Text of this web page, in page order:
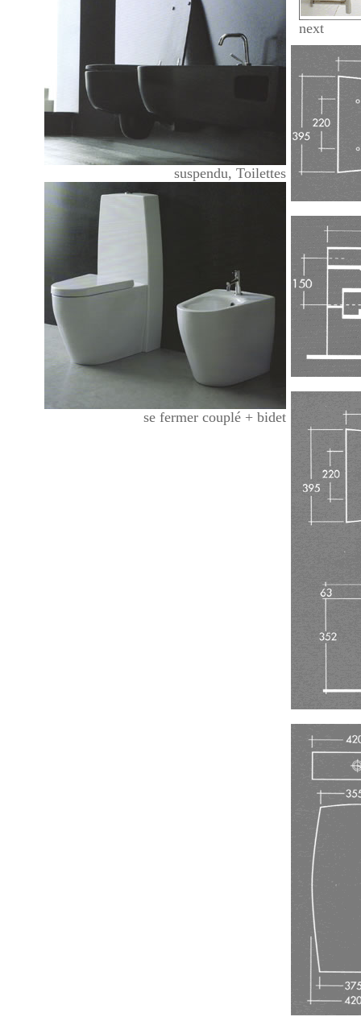
suspendu, Toilettes
se fermer couplé + bidet
next